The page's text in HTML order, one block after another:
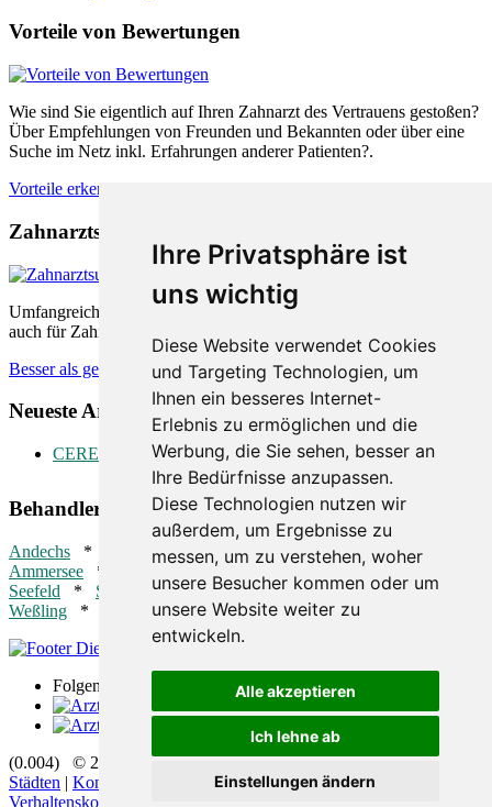
Ihre Privatsphäre ist
uns wichtig
Diese Website verwendet Cookies
und Targeting Technologien, um
Ihnen ein besseres Internet-
Erlebnis zu ermöglichen und die
Werbung, die Sie sehen, besser an
Ihre Bedürfnisse anzupassen.
Diese Technologien nutzen wir
außerdem, um Ergebnisse zu
messen, um zu verstehen, woher
unsere Besucher kommen oder um
unsere Website weiter zu
entwickeln.
Alle akzeptieren
Ich lehne ab
Einstellungen ändern
Vorteile von Bewertungen
Wie sind Sie eigentlich auf Ihren Zahnarzt des Vertrauens gestoßen?
Über Empfehlungen von Freunden und Bekannten oder über eine
Suche im Netz inkl. Erfahrungen anderer Patienten?.
Vorteile erkennen
Zahnarztsuche nach Empfehlungen
Umfangreiche Bewertungsplattformen sind sowohl für Patienten als
auch für Zahnärzte äußerst hilfreich. Wie können diese helfen.
Besser als gedacht
Neueste Artikel:
CEREC
Behandler in der Nähe:
Andechs * Dießen am Ammersee*Finning*Inning am
Ammersee * Pöcking Schondorf am Ammersee
Seefeld * Starnberg*Tutzing* Utting am Ammersee*
Weßling * Windach*Wörthsee*
Folgen Sie uns
(0.004) © 2004 - 2026 DEV AG |Zahnarztsuche|Zahnärzte in
Städten | Kontakt Impressum|AGB|Datenschutz|
Verhaltenskodex